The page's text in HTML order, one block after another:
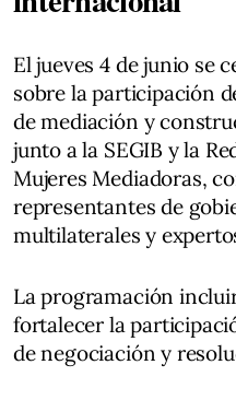
El jueves 4 de junio se
sobre la participación
de mediación y
junto a la SEGIB y la
Mujeres Mediadoras,
representantes de
multilaterales y
La programación
fortalecer la
de negociación y